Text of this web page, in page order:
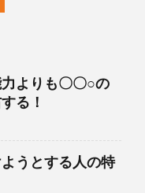
よりも〇〇○の
る！
うとする人の特